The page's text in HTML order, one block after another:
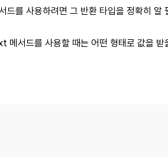
를 사용하려면 그 반환 타입을 정확히 알
메서드를 사용할 때는 어떤 형태로 값을 받